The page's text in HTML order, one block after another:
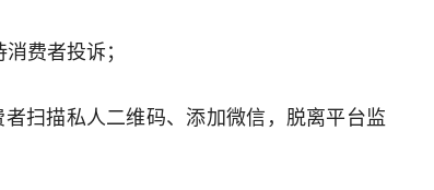
费者投诉；
扫描私人二维码、添加微信，脱离平台监